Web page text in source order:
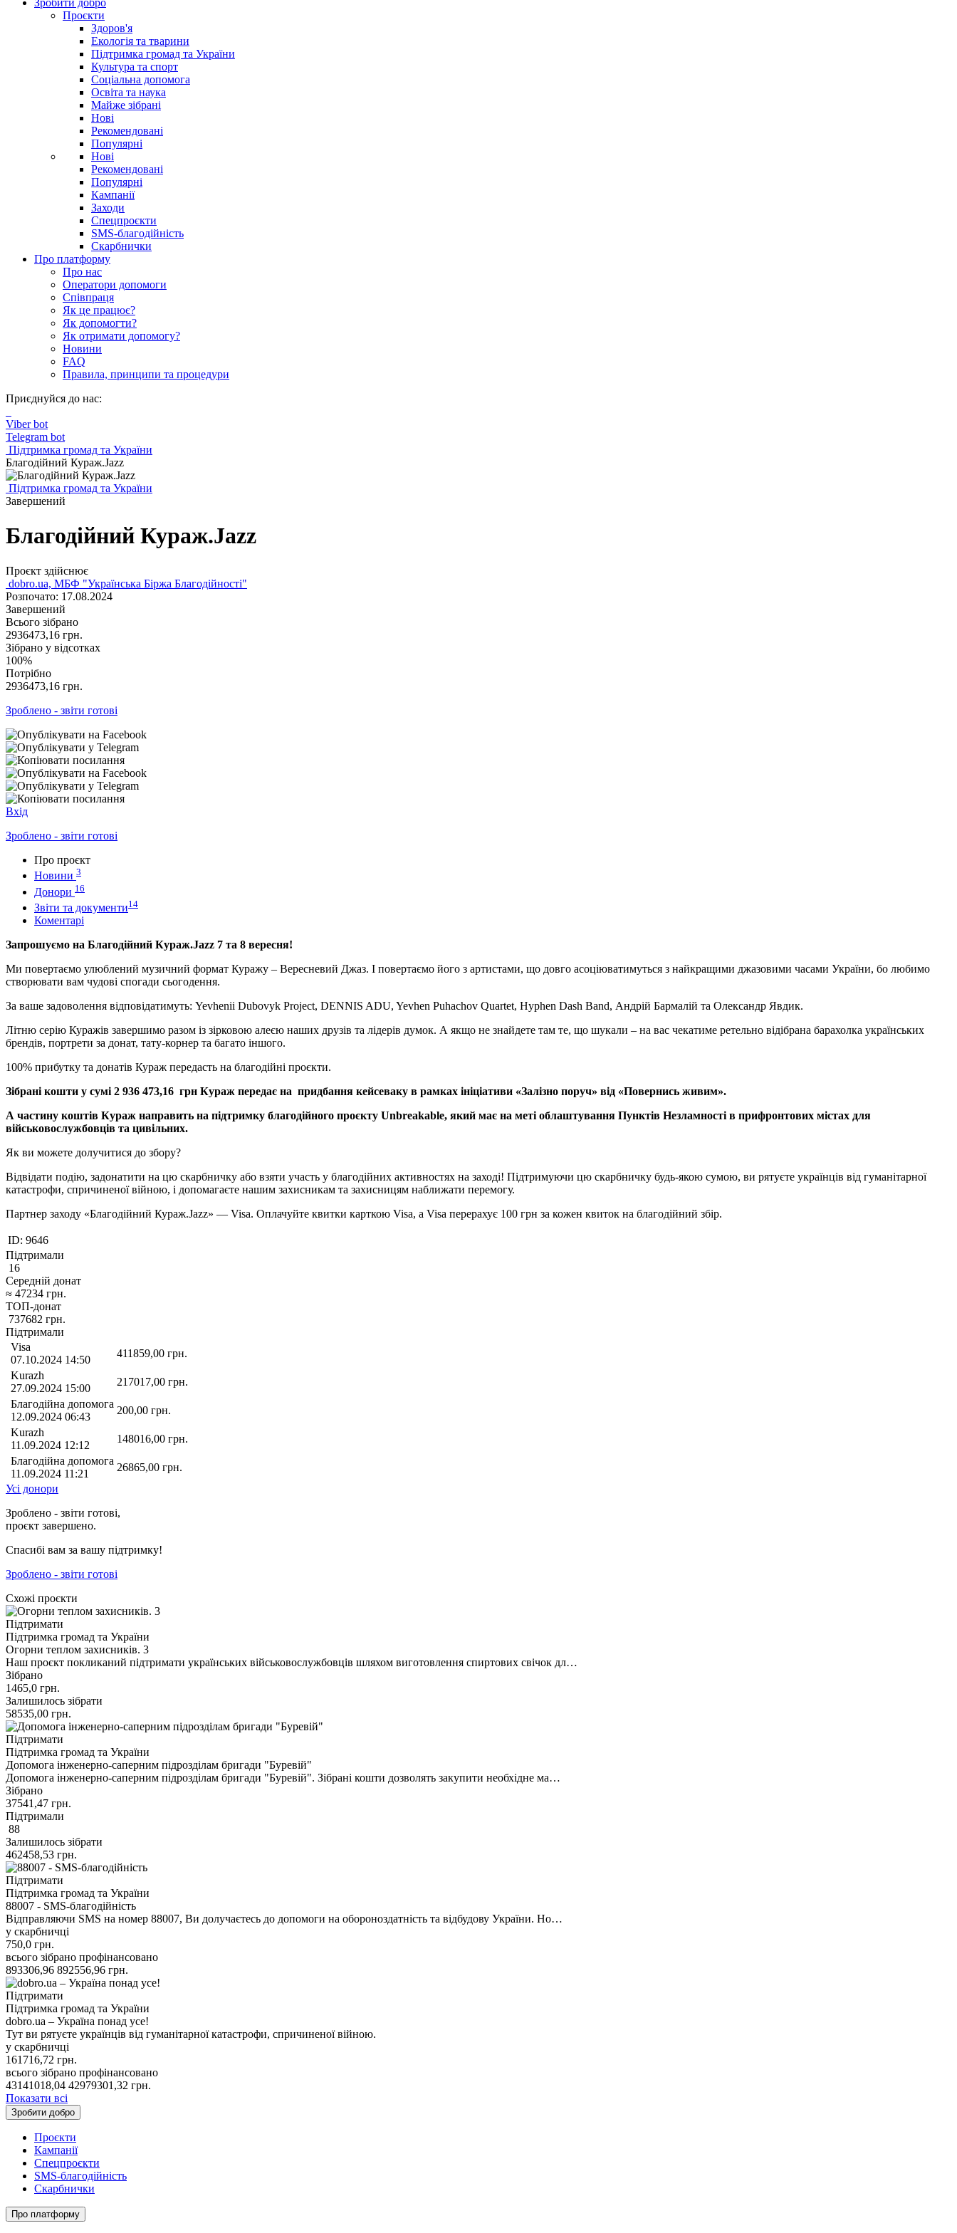
Зробити добро
Проєкти
Здоров'я
Екологія та тварини
Підтримка громад та України
Культура та спорт
Соціальна допомога
Освіта та наука
Майже зібрані
Нові
Рекомендовані
Популярні
Нові
Рекомендовані
Популярні
Кампанії
Заходи
Спецпроєкти
SMS-благодійність
Скарбнички
Про платформу
Про нас
Оператори допомоги
Співпраця
Як це працює?
Як допомогти?
Як отримати допомогу?
Новини
FAQ
Правила, принципи та процедури
Приєднуйся до нас:
Viber bot
Telegram bot
Підтримка громад та України
Благодійний Кураж.Jazz
Підтримка громад та України
Завершений
Благодійний Кураж.Jazz
Проєкт здійснює
dobro.ua, МБФ "Українська Біржа Благодійності"
Розпочато: 17.08.2024
Завершений
Всього зібрано
2936473,16 грн.
Зібрано у відсотках
100%
Потрібно
2936473,16 грн.
Зроблено - звіти готові
Вхід
Зроблено - звіти готові
Про проєкт
Новини 3
Донори 16
Звіти та документи14
Коментарі
Запрошуємо на Благодійний Кураж.Jazz 7 та 8 вересня!
Ми повертаємо улюблений музичний формат Куражу – Вересневий Джаз. І повертаємо його з артистами, що довго асоціюватимуться з найкращими джазовими часами України, бо любимо
створювати вам чудові спогади сьогодення.
За ваше задоволення відповідатимуть: Yevhenii Dubovyk Project, DENNIS ADU, Yevhen Puhachov Quartet, Hyphen Dash Band, Андрій Бармалій та Олександр Явдик.
Літню серію Куражів завершимо разом із зірковою алеєю наших друзів та лідерів думок. А якщо не знайдете там те, що шукали – на вас чекатиме ретельно відібрана барахолка українських
брендів, портрети за донат, тату-корнер та багато іншого.
100% прибутку та донатів Кураж передасть на благодійні проєкти.
Зібрані кошти у сумі 2 936 473,16 грн Кураж передає на придбання кейсеваку в рамках ініціативи «Залізно поруч» від «Повернись живим».
А частину коштів Кураж направить на підтримку благодійного проєкту Unbreakable, який має на меті облаштування Пунктів Незламності в прифронтових містах для
військовослужбовців та цивільних.
Як ви можете долучитися до збору?
Відвідати подію, задонатити на цю скарбничку або взяти участь у благодійних активностях на заході! Підтримуючи цю скарбничку будь-якою сумою, ви рятуєте українців від гуманітарної
катастрофи, спричиненої війною, і допомагаєте нашим захисникам та захисницям наближати перемогу.
Партнер заходу «Благодійний Кураж.Jazz» — Visa. Оплачуйте квитки карткою Visa, а Visa перерахує 100 грн за кожен квиток на благодійний збір.
ID: 9646
Підтримали
16
Середній донат
≈ 47234 грн.
ТОП-донат
737682 грн.
Підтримали
Visa
07.10.2024 14:50
411859,00 грн.
Kurazh
27.09.2024 15:00
217017,00 грн.
Благодійна допомога
12.09.2024 06:43
200,00 грн.
Kurazh
11.09.2024 12:12
148016,00 грн.
Благодійна допомога
11.09.2024 11:21
26865,00 грн.
Усі донори
Зроблено - звіти готові,
проєкт завершено.
Спасибі вам за вашу підтримку!
Зроблено - звіти готові
Схожі проєкти
Підтримати
Підтримка громад та України
Огорни теплом захисників. 3
Наш проєкт покликаний підтримати українських військовослужбовців шляхом виготовлення спиртових свічок дл…
Зібрано
1465,0 грн.
Залишилось зібрати
58535,00 грн.
Підтримати
Підтримка громад та України
Допомога інженерно-саперним підрозділам бригади "Буревій"
Допомога інженерно-саперним підрозділам бригади "Буревій". Зібрані кошти дозволять закупити необхідне ма…
Зібрано
37541,47 грн.
Підтримали
88
Залишилось зібрати
462458,53 грн.
Підтримати
Підтримка громад та України
88007 - SMS-благодійність
Відправляючи SMS на номер 88007, Ви долучаєтесь до допомоги на обороноздатність та відбудову України. Но…
у скарбничці
750,0 грн.
всього зібрано профінансовано
893306,96 892556,96 грн.
Підтримати
Підтримка громад та України
dobro.ua – Україна понад усе!
Тут ви рятуєте українців від гуманітарної катастрофи, спричиненої війною.
у скарбничці
161716,72 грн.
всього зібрано профінансовано
43141018,04 42979301,32 грн.
Показати всі
Зробити добро
Проєкти
Кампанії
Спецпроєкти
SMS-благодійність
Скарбнички
Про платформу